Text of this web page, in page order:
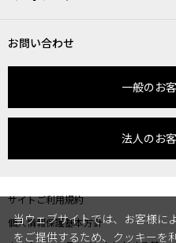
お問い合わせ
一般のお
法人のお
サイトご利用規約
個人情報保護基本方針
当ウェブサイトでは、お客様に
をご提供するため、クッキーを